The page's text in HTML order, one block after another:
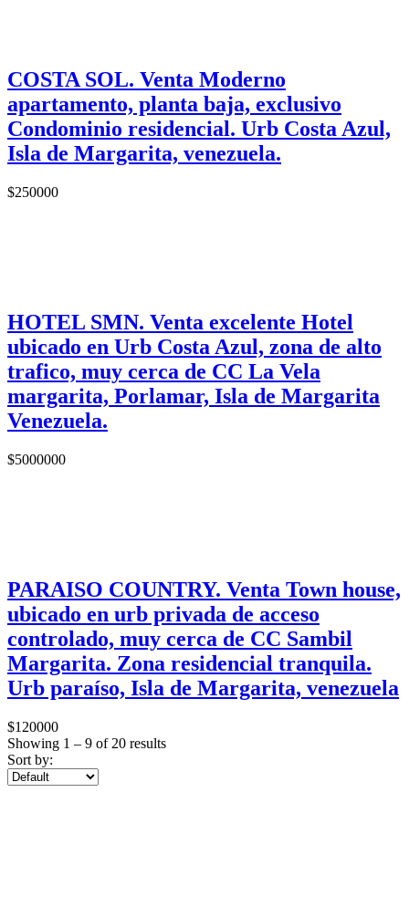
COSTA SOL. Venta Moderno
apartamento, planta baja, exclusivo
Condominio residencial. Urb Costa Azul,
Isla de Margarita, venezuela.
$250000
HOTEL SMN. Venta excelente Hotel
ubicado en Urb Costa Azul, zona de alto
trafico, muy cerca de CC La Vela
margarita, Porlamar, Isla de Margarita
Venezuela.
$5000000
PARAISO COUNTRY. Venta Town house,
ubicado en urb privada de acceso
controlado, muy cerca de CC Sambil
Margarita. Zona residencial tranquila.
Urb paraíso, Isla de Margarita, venezuela
$120000
Showing 1 – 9 of 20 results
Sort by: